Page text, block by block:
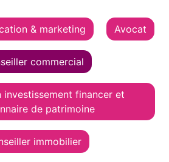
& marketing Avocat
commercial
investissement financer et
de patrimoine
immobilier